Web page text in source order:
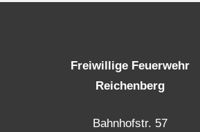
Freiwillige Feuerwehr
Reichenberg
Bahnhofstr. 57